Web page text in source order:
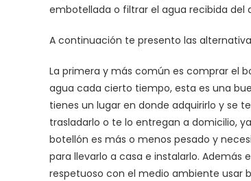
embotellada o filtrar el agua recibida del
A continuación te presento las
La primera y más común es comprar el
agua cada cierto tiempo, esta es una
tienes un lugar en donde adquirirlo y se
trasladarlo o te lo entregan a domicilio,
botellón es más o menos pesado y
para llevarlo a casa e instalarlo. Además
respetuoso con el medio ambiente usar